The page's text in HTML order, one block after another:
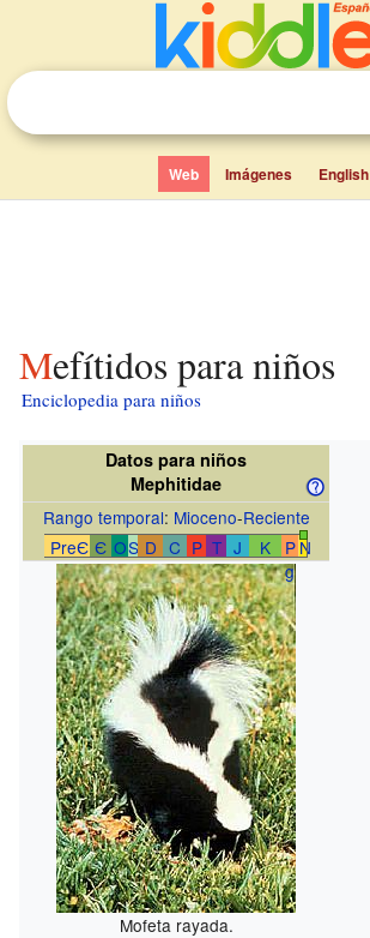
Web Imágenes English
Mefítidos para niños
Enciclopedia para niños
Datos para niños
Mephitidae
Rango temporal: Mioceno-Reciente
PreЄ Є OS D C P T J K
P
g
N
Mofeta rayada.